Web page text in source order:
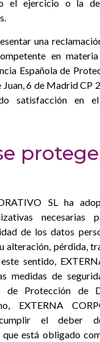
el ejercicio o la
una
en
Española de
Juan, 6 de Madrid CP
satisfacción en
SL
ha
necesarias
de los datos
alteración, pérdida,
sentido,
medidas de
de Protección de
EXTERNA
el deber
está obligado